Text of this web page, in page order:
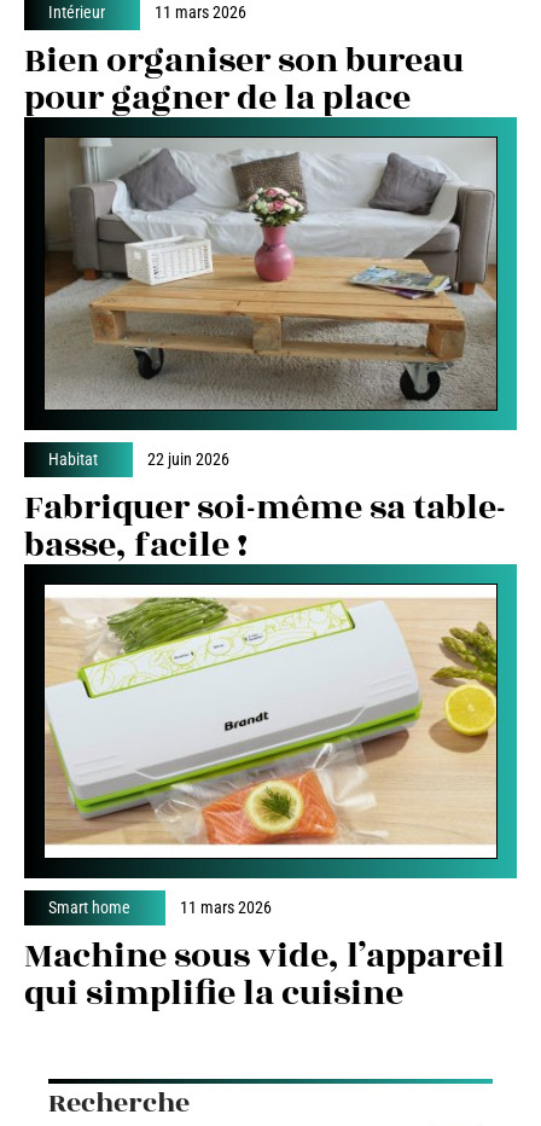
Intérieur 11 mars 2026
Bien organiser son bureau
pour gagner de la place
Habitat 22 juin 2026
Fabriquer soi-même sa table-
basse, facile !
Smart home 11 mars 2026
Machine sous vide, l’appareil
qui simplifie la cuisine
Recherche